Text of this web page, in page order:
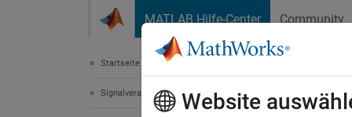
MATLAB Hilfe-Center Community
Startseite der Dokumentation
Signalverarbeitung Diese
Website